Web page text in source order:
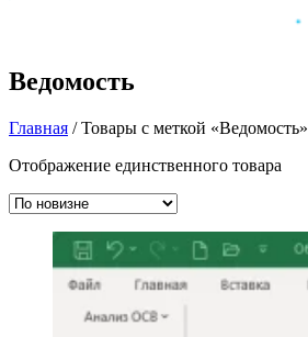
Ведомость
Главная / Товары с меткой «Ведомость»
Отображение единственного товара